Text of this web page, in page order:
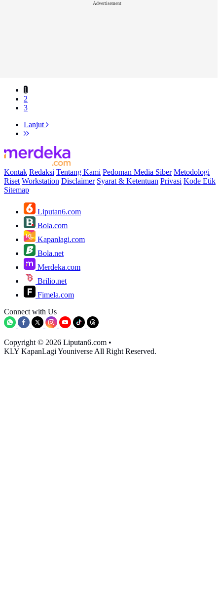
Advertisement
1
2
3
Lanjut
Kontak Redaksi Tentang Kami Pedoman Media Siber Metodologi
Riset Workstation Disclaimer Syarat & Ketentuan Privasi Kode Etik
Sitemap
Liputan6.com
Bola.com
Kapanlagi.com
Bola.net
Merdeka.com
Brilio.net
Fimela.com
Connect with Us
Copyright © 2026 Liputan6.com •
KLY KapanLagi Youniverse All Right Reserved.